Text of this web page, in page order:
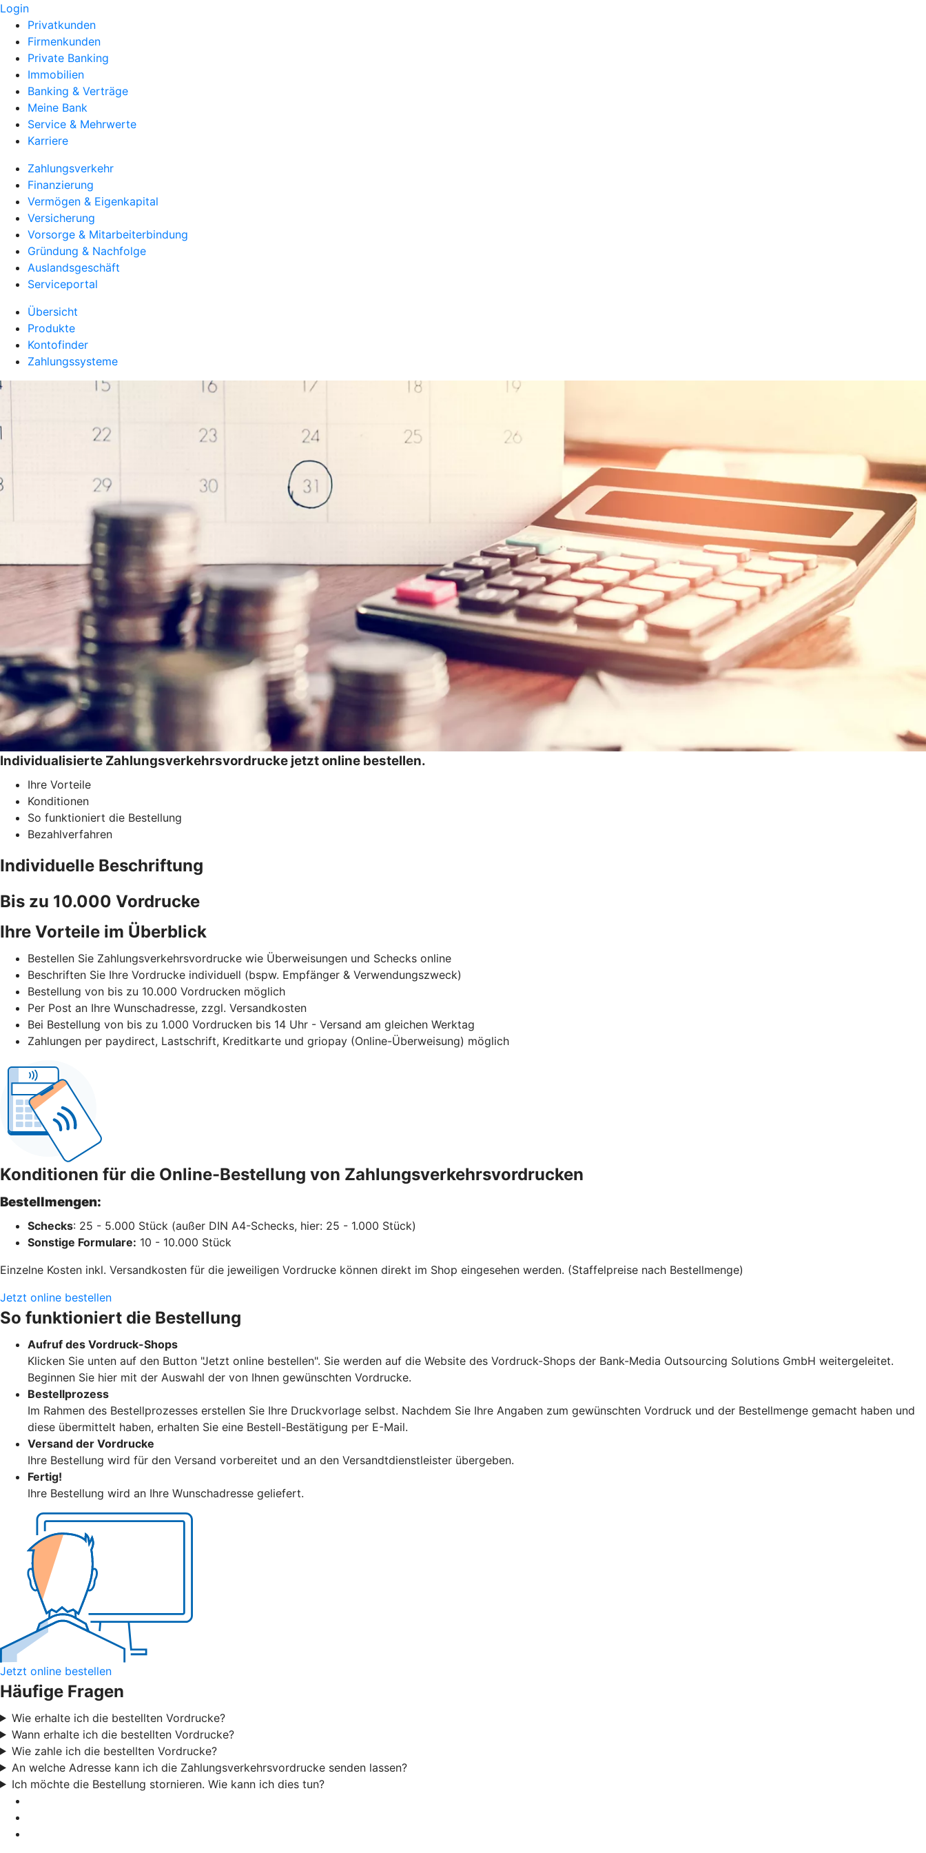
Login
Privatkunden
Firmenkunden
Private Banking
Immobilien
Banking & Verträge
Meine Bank
Service & Mehrwerte
Karriere
Zahlungsverkehr
Finanzierung
Vermögen & Eigenkapital
Versicherung
Vorsorge & Mitarbeiterbindung
Gründung & Nachfolge
Auslandsgeschäft
Serviceportal
Übersicht
Produkte
Kontofinder
Zahlungssysteme
Individualisierte Zahlungsverkehrsvordrucke jetzt online bestellen.
Ihre Vorteile
Konditionen
So funktioniert die Bestellung
Bezahlverfahren
Individuelle Beschriftung
Bis zu 10.000 Vordrucke
Ihre Vorteile im Überblick
Bestellen Sie Zahlungsverkehrsvordrucke wie Überweisungen und Schecks online
Beschriften Sie Ihre Vordrucke individuell (bspw. Empfänger & Verwendungszweck)
Bestellung von bis zu 10.000 Vordrucken möglich
Per Post an Ihre Wunschadresse, zzgl. Versandkosten
Bei Bestellung von bis zu 1.000 Vordrucken bis 14 Uhr - Versand am gleichen Werktag
Zahlungen per paydirect, Lastschrift, Kreditkarte und griopay (Online-Überweisung) möglich
Konditionen für die Online-Bestellung von Zahlungsverkehrsvordrucken
Bestellmengen:
Schecks: 25 - 5.000 Stück (außer DIN A4-Schecks, hier: 25 - 1.000 Stück)
Sonstige Formulare: 10 - 10.000 Stück
Einzelne Kosten inkl. Versandkosten für die jeweiligen Vordrucke können direkt im Shop eingesehen werden. (Staffelpreise nach Bestellmenge)
Jetzt online bestellen
So funktioniert die Bestellung
Aufruf des Vordruck-Shops
Klicken Sie unten auf den Button "Jetzt online bestellen". Sie werden auf die Website des Vordruck-Shops der Bank-Media Outsourcing Solutions GmbH weitergeleitet.
Beginnen Sie hier mit der Auswahl der von Ihnen gewünschten Vordrucke.
Bestellprozess
Im Rahmen des Bestellprozesses erstellen Sie Ihre Druckvorlage selbst. Nachdem Sie Ihre Angaben zum gewünschten Vordruck und der Bestellmenge gemacht haben und
diese übermittelt haben, erhalten Sie eine Bestell-Bestätigung per E-Mail.
Versand der Vordrucke
Ihre Bestellung wird für den Versand vorbereitet und an den Versandtdienstleister übergeben.
Fertig!
Ihre Bestellung wird an Ihre Wunschadresse geliefert.
Jetzt online bestellen
Häufige Fragen
Wie erhalte ich die bestellten Vordrucke?
Wann erhalte ich die bestellten Vordrucke?
Wie zahle ich die bestellten Vordrucke?
An welche Adresse kann ich die Zahlungsverkehrsvordrucke senden lassen?
Ich möchte die Bestellung stornieren. Wie kann ich dies tun?